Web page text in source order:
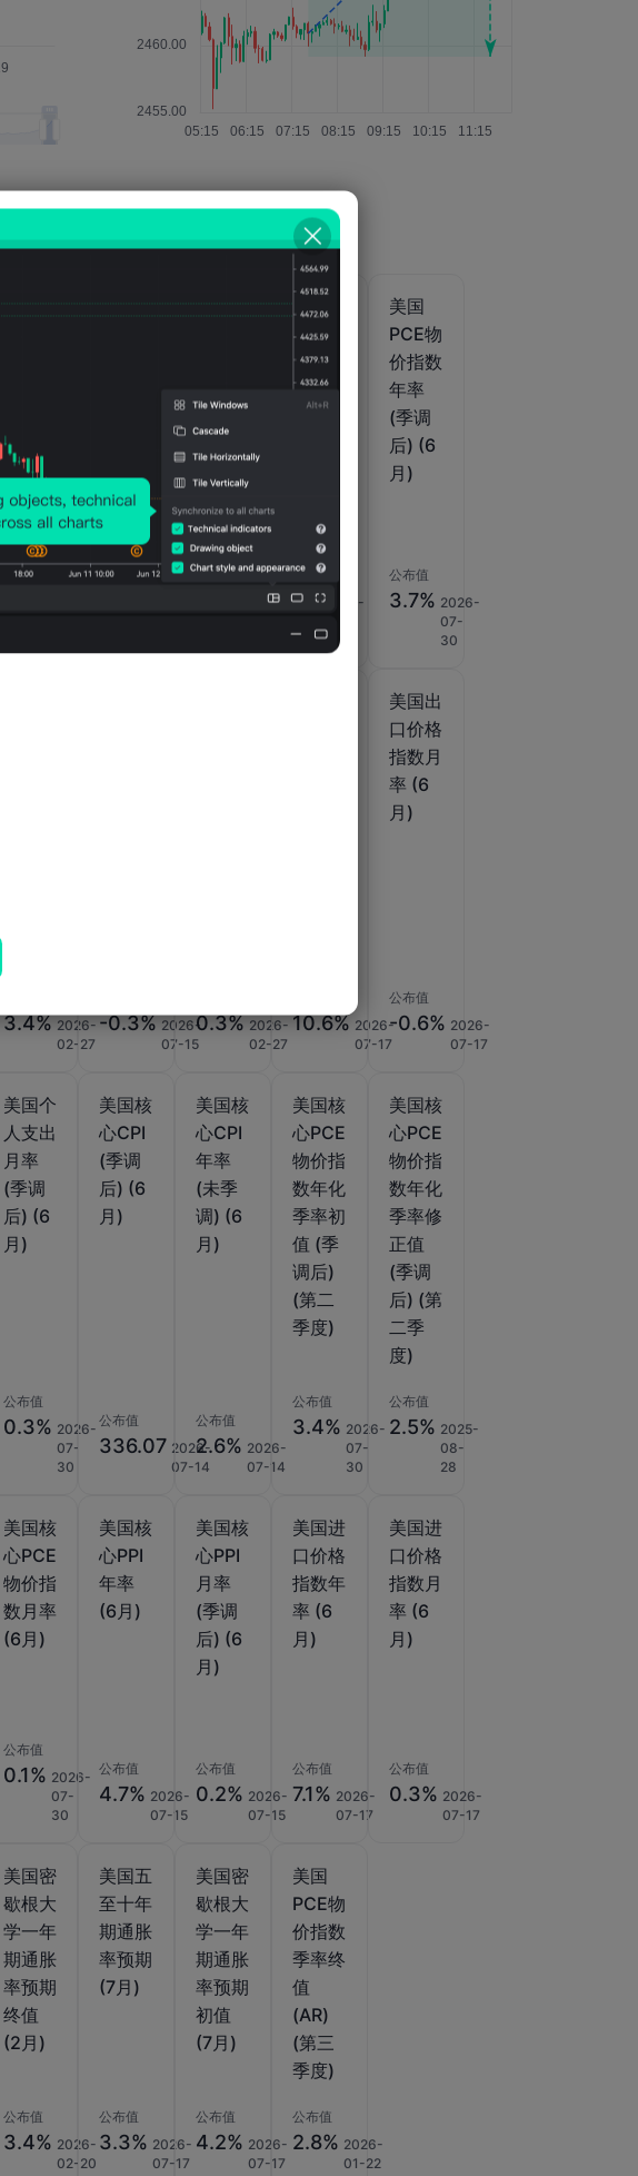
美国
(第二
公布值
2026-
美国
PCE物
价指数
季率修
度)
公布值
2% 2025-
28
美国
PCE物
价指数
年率
(季调
后) (6
月)
公布值
3.7% 2026-
07-
30
3.4% 2026-
02-27
-0.3% 2026-
07-15
0.3% 2026-
02-27
10.6% 2026-
07-17
美国出
口价格
指数月
率 (6
月)
公布值
-0.6% 2026-
07-17
美国个
人支出
月率
(季调
后) (6
月)
公布值
0.3% 2026-
07-
30
美国核
心CPI
(季调
后) (6
月)
公布值
336.07 2026-
07-14
美国核
心CPI
年率
(未季
调) (6
月)
公布值
2.6% 2026-
07-14
美国核
心PCE
物价指
数年化
季率初
值 (季
调后)
(第二
季度)
公布值
3.4% 2026-
07-
30
美国核
心PCE
物价指
数年化
季率修
正值
(季调
后) (第
二季
度)
公布值
2.5% 2025-
08-
28
美国核
心PCE
物价指
数月率
(6月)
公布值
0.1% 2026-
07-
30
美国核
心PPI
年率
(6月)
公布值
4.7% 2026-
07-15
美国核
心PPI
月率
(季调
后) (6
月)
公布值
0.2% 2026-
07-15
美国进
口价格
指数年
率 (6
月)
公布值
7.1% 2026-
07-17
美国进
口价格
指数月
率 (6
月)
公布值
0.3% 2026-
07-17
美国密
歇根大
学一年
期通胀
率预期
终值
(2月)
公布值
3.4% 2026-
02-20
美国五
至十年
期通胀
率预期
(7月)
公布值
3.3% 2026-
07-17
美国密
歇根大
学一年
期通胀
率预期
初值
(7月)
公布值
4.2% 2026-
07-17
美国
PCE物
价指数
季率终
值
(AR)
(第三
季度)
公布值
2.8% 2026-
01-22